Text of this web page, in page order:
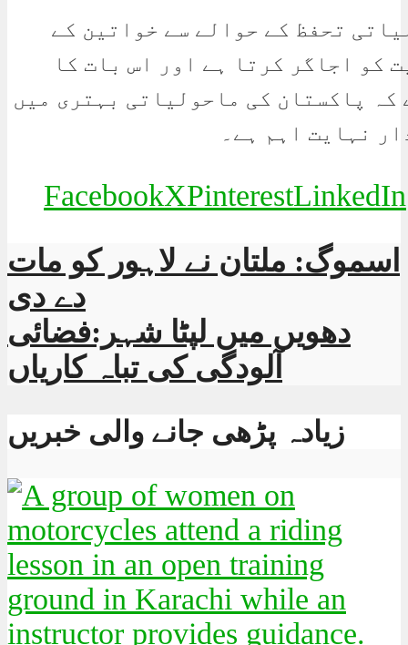
تحفظ کے حوالے سے خواتین کے
کو اجاگر کرتا ہے اور اس بات کا
کہ پاکستان کی ماحولیاتی بہتری میں
نہایت اہم ہے۔
FacebookXPinterestLinkedIn
اسموگ: ملتان نے لاہور کو مات
دے دی
دھویں میں لپٹا شہر:فضائی
آلودگی کی تباہ کاریاں
زیادہ پڑھی جانے والی خبریں